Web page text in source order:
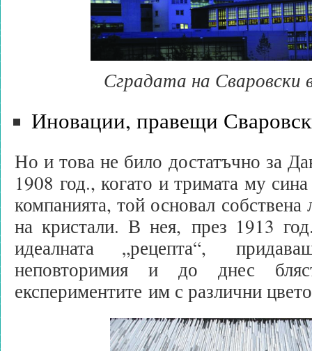
Сградата на Сваровски
Иновации, правещи
Но и това не било достатъчно за
1908 год., когато и тримата му
компанията, той основал собствена
на кристали. В нея, през 1913
идеалната „рецепта“,
неповторимия и до днес
експериментите им с различни